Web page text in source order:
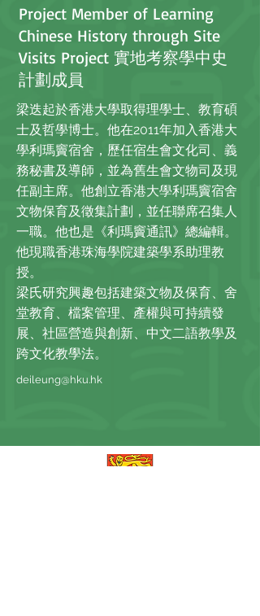
Project Member of Learning
Chinese History through Site
Visits Project 實地考察學中史
計劃成員
梁迭起於香港大學取得理學士、教育碩
士及哲學博士。他在2011年加入香港大
學利瑪竇宿舍，歷任宿生會文化司、義
務秘書及導師，並為舊生會文物司及現
任副主席。他創立香港大學利瑪竇宿舍
文物保育及徵集計劃，並任聯席召集人
一職。他也是《利瑪竇通訊》總編輯。
他現職香港珠海學院建築學系助理教
授。
梁氏研究興趣包括建築文物及保育、舍
堂教育、檔案管理、產權與可持續發
展、社區營造與創新、中文二語教學及
跨文化教學法。
deileung@hku.hk